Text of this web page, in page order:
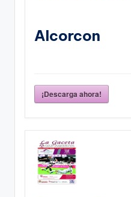
Alcorcon
¡Descarga ahora!